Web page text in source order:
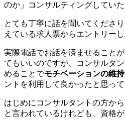
のか 」コンサルティングしていた
とても丁寧に話を聞いてくださ
えている求人票からエントリー
実際電話でお話を済ませること
てもいいのですが、コンサルタ
めることでモチベーションの維
ントを利用して良かったと思って
はじめにコンサルタントの方か
と言われているけれども、資格